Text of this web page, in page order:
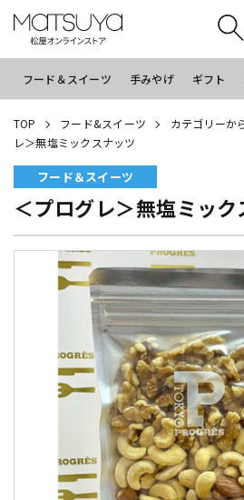
フード＆スイーツ 手みやげ ギフト
TOP フード&スイーツ カテゴリーか
レ＞無塩ミックスナッツ
フード＆スイーツ
＜プログレ＞無塩ミック